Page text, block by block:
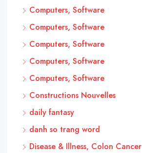
Computers, Software
Computers, Software
Computers, Software
Computers, Software
Computers, Software
Constructions Nouvelles
daily fantasy
danh so trang word
Disease & Illness, Colon Cancer